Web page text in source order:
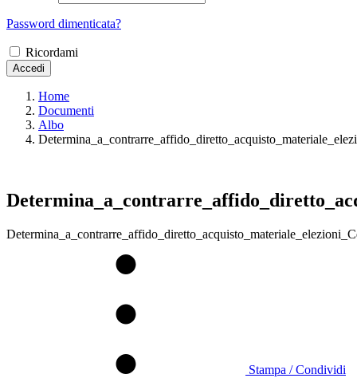
Password dimenticata?
Ricordami
Accedi
Home
Documenti
Albo
Stampa / Condividi